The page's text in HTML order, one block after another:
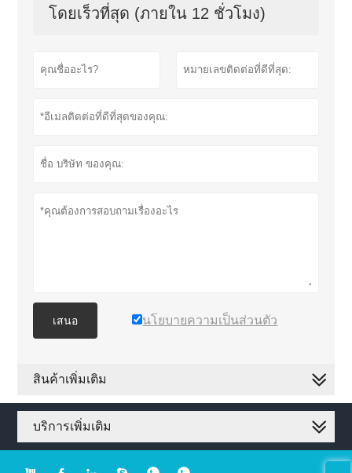
โดยเร็วที่สุด (ภายใน 12 ชั่วโมง)
เสนอ นโยบายความเป็นส่วนตัว
สินค้าเพิ่มเติม
บริการเพิ่มเติม